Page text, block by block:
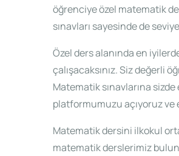
öğrenciye özel matematik
sınavları sayesinde de
Özel ders alanında en
çalışacaksınız. Siz değerli
Matematik sınavlarına
platformumuzu açıyoruz ve
Matematik dersini ilkokul
matematik derslerimiz